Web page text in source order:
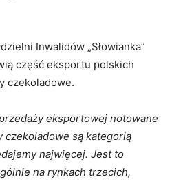
Inwalidów „Słowianka”
część eksportu polskich
czekoladowe.
eksportowej notowane
czekoladowe są kategorią
najwięcej. Jest to
na rynkach trzecich,